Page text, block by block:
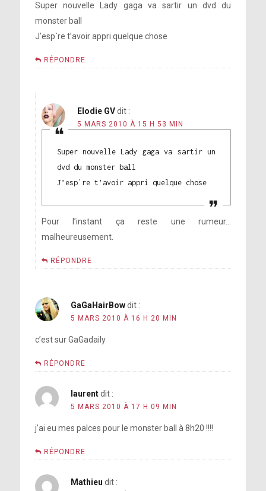
Super nouvelle Lady gaga va sartir un dvd du
monster ball
J’esp`re t’avoir appri quelque chose
RÉPONDRE
Elodie GV dit :
5 MARS 2010 À 15 H 53 MIN
Super nouvelle Lady gaga va sartir un
dvd du monster ball
J’esp`re t’avoir appri quelque chose
Pour l’instant ça reste une rumeur…
malheureusement.
RÉPONDRE
GaGaHairBow dit :
5 MARS 2010 À 16 H 20 MIN
c’est sur GaGadaily
RÉPONDRE
laurent dit :
5 MARS 2010 À 17 H 09 MIN
j’ai eu mes palces pour le monster ball à 8h20 !!!!
RÉPONDRE
Mathieu dit :